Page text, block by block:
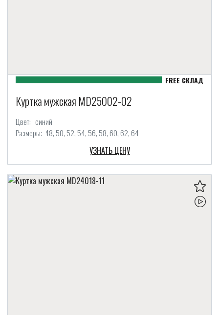
Куртка мужская MD25002-02
Цвет: синий
Размеры: 48 50 52 54 56 58 60 62 64
УЗНАТЬ ЦЕНУ